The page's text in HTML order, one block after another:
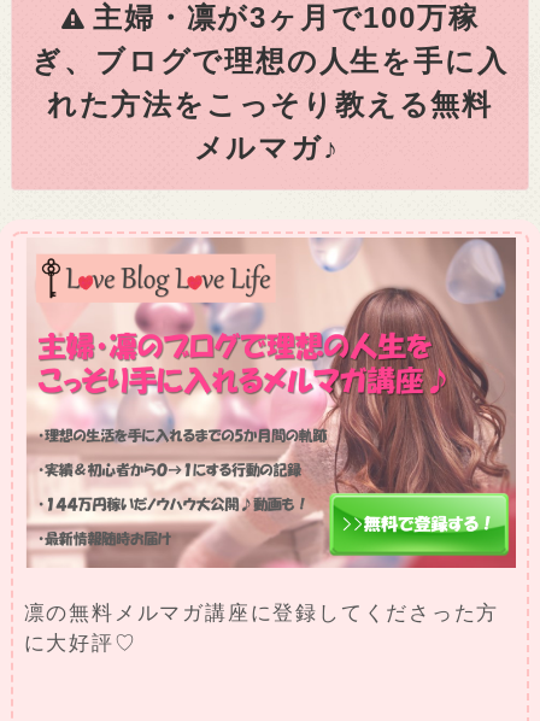
主婦・凛が3ヶ月で100万稼
ぎ、ブログで理想の人生を手に入
れた方法をこっそり教える無料
メルマガ♪
凛の無料メルマガ講座に登録してくださった方
に大好評♡